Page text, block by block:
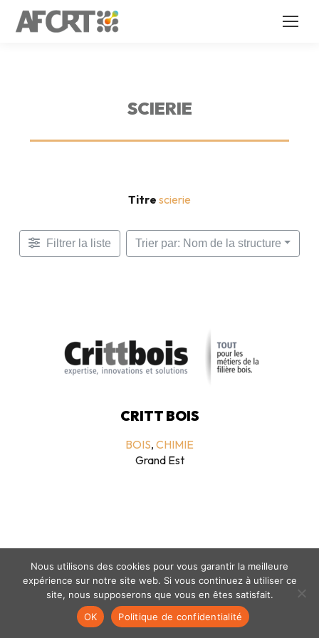
SCIERIE
Titre scierie
Filtrer la liste Trier par: Nom de la structure
CRITT BOIS
BOIS, CHIMIE
Grand Est
Mentions légales- politique de confidentialité- © coclico 2026
Nous utilisons des cookies pour vous garantir la meilleure
expérience sur notre site web. Si vous continuez à utiliser ce
site, nous supposerons que vous en êtes satisfait.
OK
Politique de confidentialité